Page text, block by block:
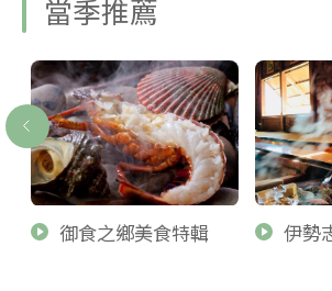
當季推薦
御食之鄉美食特輯 伊勢